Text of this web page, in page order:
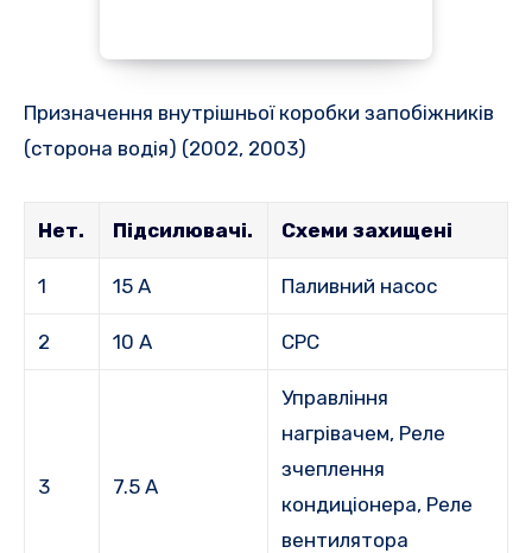
Призначення внутрішньої коробки запобіжників
(сторона водія) (2002, 2003)
Нет. Підсилювачі. Схеми захищені
1 15 А Паливний насос
2 10 А СРС
3 7.5 А
Управління
нагрівачем, Реле
зчеплення
кондиціонера, Реле
вентилятора